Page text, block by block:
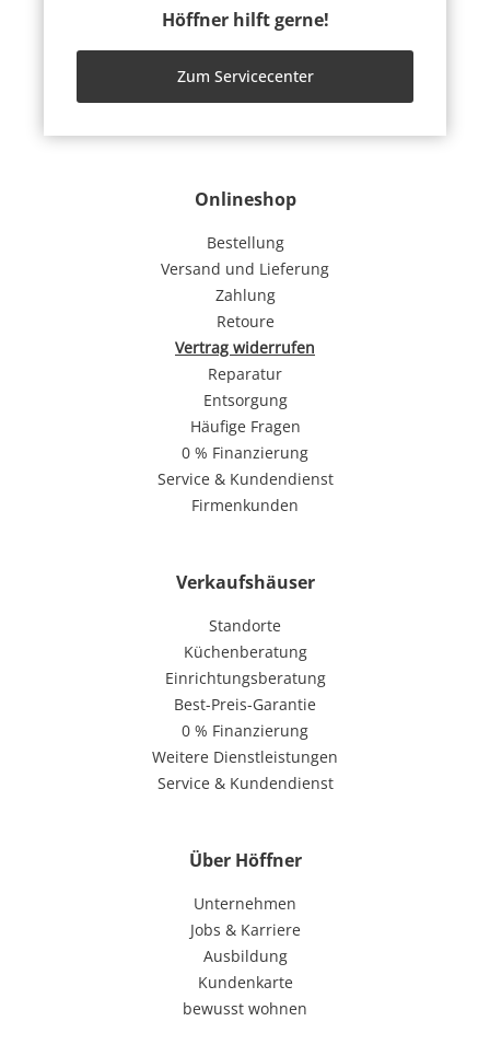
Onlineshop
Bestellung
Versand und Lieferung
Zahlung
Retoure
Vertrag widerrufen
Reparatur
Entsorgung
Häufige Fragen
0 % Finanzierung
Service & Kundendienst
Firmenkunden
Verkaufshäuser
Standorte
Küchenberatung
Einrichtungsberatung
Best-Preis-Garantie
0 % Finanzierung
Weitere Dienstleistungen
Service & Kundendienst
Über Höffner
Unternehmen
Jobs & Karriere
Ausbildung
Kundenkarte
bewusst wohnen
Höffner hilft gerne!
Zum Servicecenter